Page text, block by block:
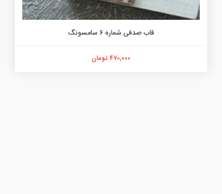
قاب صدفی شماره 6 سامسونگ
470,000 تومان